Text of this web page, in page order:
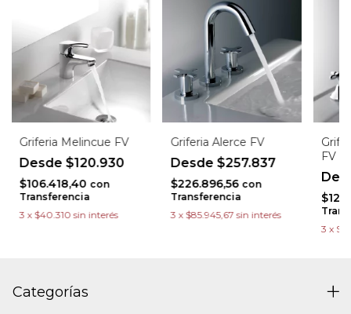
Griferia Melincue FV
$120.930
$106.418,40 con
Transferencia
3 x $40.310 sin interés
Griferia Alerce FV
$257.837
$226.896,56 con
Transferencia
3 x $85.945,67 sin interés
FV
3 x
Categorías